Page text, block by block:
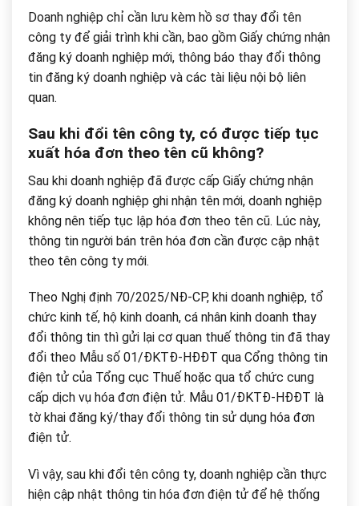
Doanh nghiệp chỉ cần lưu kèm hồ sơ thay đổi tên
công ty để giải trình khi cần, bao gồm Giấy chứng nhận
đăng ký doanh nghiệp mới, thông báo thay đổi thông
tin đăng ký doanh nghiệp và các tài liệu nội bộ liên
quan.
Sau khi đổi tên công ty, có được tiếp tục
xuất hóa đơn theo tên cũ không?
Sau khi doanh nghiệp đã được cấp Giấy chứng nhận
đăng ký doanh nghiệp ghi nhận tên mới, doanh nghiệp
không nên tiếp tục lập hóa đơn theo tên cũ. Lúc này,
thông tin người bán trên hóa đơn cần được cập nhật
theo tên công ty mới.
Theo Nghị định 70/2025/NĐ-CP, khi doanh nghiệp, tổ
chức kinh tế, hộ kinh doanh, cá nhân kinh doanh thay
đổi thông tin thì gửi lại cơ quan thuế thông tin đã thay
đổi theo Mẫu số 01/ĐKTĐ-HĐĐT qua Cổng thông tin
điện tử của Tổng cục Thuế hoặc qua tổ chức cung
cấp dịch vụ hóa đơn điện tử. Mẫu 01/ĐKTĐ-HĐĐT là
tờ khai đăng ký/thay đổi thông tin sử dụng hóa đơn
điện tử.
Vì vậy, sau khi đổi tên công ty, doanh nghiệp cần thực
hiện cập nhật thông tin hóa đơn điện tử để hệ thống